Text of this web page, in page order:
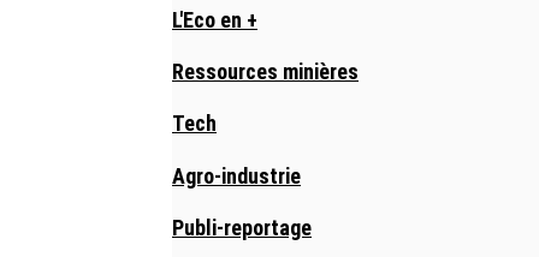
L'Eco en +
Ressources minières
Tech
Agro-industrie
Publi-reportage